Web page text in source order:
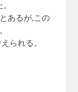
あるが,この
られる。